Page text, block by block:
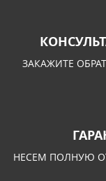
ЗАКАЖИТЕ
НЕСЕМ ПОЛНУЮ